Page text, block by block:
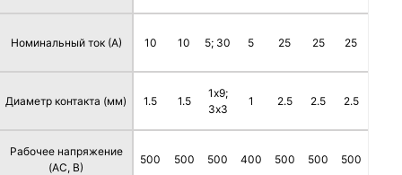
Номинальный ток (А)
Диаметр контакта (мм)
Рабочее напряжение
(AC, В)
10
1.5
500
10
1.5
500
5; 30
1х9;
3х3
500
5
1
400
25
2.5
500
25
2.5
500
25
2.5
500